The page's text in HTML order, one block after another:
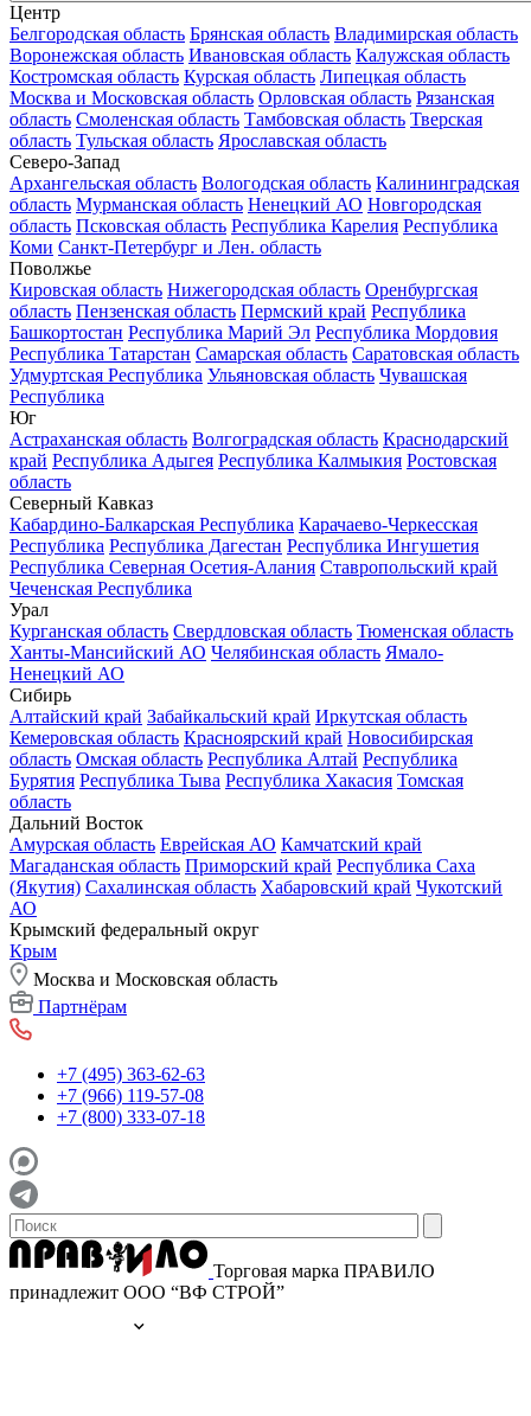
Центр
Белгородская область Брянская область Владимирская область
Воронежская область Ивановская область Калужская область
Костромская область Курская область Липецкая область
Москва и Московская область Орловская область Рязанская
область Смоленская область Тамбовская область Тверская
область Тульская область Ярославская область
Северо-Запад
Архангельская область Вологодская область Калининградская
область Мурманская область Ненецкий АО Новгородская
область Псковская область Республика Карелия Республика
Коми Санкт-Петербург и Лен. область
Поволжье
Кировская область Нижегородская область Оренбургская
область Пензенская область Пермский край Республика
Башкортостан Республика Марий Эл Республика Мордовия
Республика Татарстан Самарская область Саратовская область
Удмуртская Республика Ульяновская область Чувашская
Республика
Юг
Астраханская область Волгоградская область Краснодарский
край Республика Адыгея Республика Калмыкия Ростовская
область
Северный Кавказ
Кабардино-Балкарская Республика Карачаево-Черкесская
Республика Республика Дагестан Республика Ингушетия
Республика Северная Осетия-Алания Ставропольский край
Чеченская Республика
Урал
Курганская область Свердловская область Тюменская область
Ханты-Мансийский АО Челябинская область Ямало-
Ненецкий АО
Сибирь
Алтайский край Забайкальский край Иркутская область
Кемеровская область Красноярский край Новосибирская
область Омская область Республика Алтай Республика
Бурятия Республика Тыва Республика Хакасия Томская
область
Дальний Восток
Амурская область Еврейская АО Камчатский край
Магаданская область Приморский край Республика Саха
(Якутия) Сахалинская область Хабаровский край Чукотский
АО
Крымский федеральный округ
Крым
Москва и Московская область
Партнёрам
+7 (495) 363-62-63
+7 (966) 119-57-08
+7 (800) 333-07-18
Торговая марка ПРАВИЛО
принадлежит ООО “ВФ СТРОЙ”